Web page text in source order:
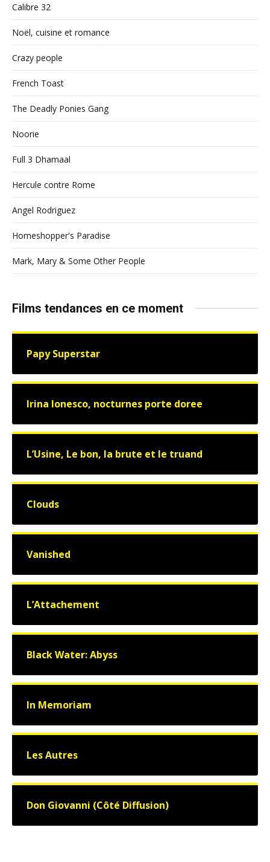
Calibre 32
Noël, cuisine et romance
Crazy people
French Toast
The Deadly Ponies Gang
Noorie
Full 3 Dhamaal
Hercule contre Rome
Angel Rodriguez
Homeshopper's Paradise
Mark, Mary & Some Other People
Films tendances en ce moment
Papy Superstar
Irina Ionesco, nocturnes porte doree
L’Usine, Le bon, la brute et le truand
Clouds
Vanished
L’Attachement
Black Water: Abyss
In Memoriam
Les Autres
Don Giovanni (Côté Diffusion)